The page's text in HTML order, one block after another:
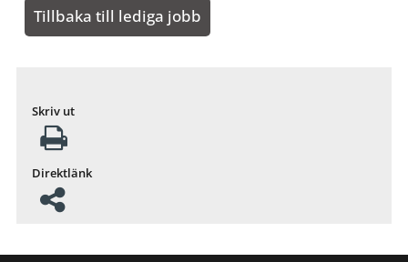
Tillbaka till lediga jobb
Skriv ut
Direktlänk